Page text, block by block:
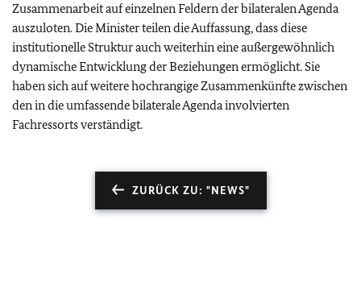
Zusammenarbeit auf einzelnen Feldern der bilateralen Agenda
auszuloten. Die Minister teilen die Auffassung, dass diese
institutionelle Struktur auch weiterhin eine außergewöhnlich
dynamische Entwicklung der Beziehungen ermöglicht. Sie
haben sich auf weitere hochrangige Zusammenkünfte zwischen
den in die umfassende bilaterale Agenda involvierten
Fachressorts verständigt.
ZURÜCK ZU: "NEWS"